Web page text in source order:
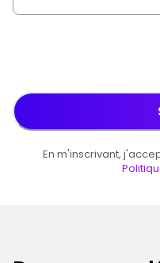
En m'inscrivant,